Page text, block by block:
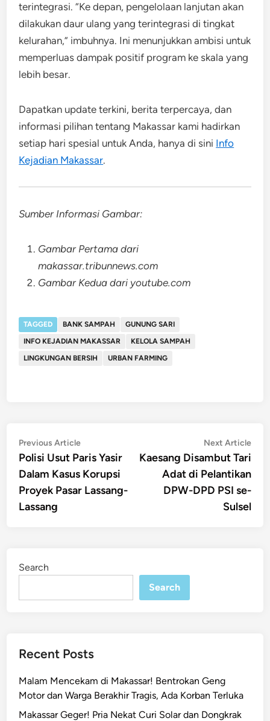
terintegrasi. “Ke depan, pengelolaan lanjutan akan
dilakukan daur ulang yang terintegrasi di tingkat
kelurahan,” imbuhnya. Ini menunjukkan ambisi untuk
memperluas dampak positif program ke skala yang
lebih besar.
Dapatkan update terkini, berita terpercaya, dan
informasi pilihan tentang Makassar kami hadirkan
setiap hari spesial untuk Anda, hanya di sini Info
Kejadian Makassar.
Sumber Informasi Gambar:
Gambar Pertama dari
makassar.tribunnews.com
Gambar Kedua dari youtube.com
TAGGED BANK SAMPAH
GUNUNG SARI
INFO KEJADIAN MAKASSAR
KELOLA SAMPAH
LINGKUNGAN BERSIH
URBAN FARMING
Post
navigation
Previous ArticlePrevious
article:
Polisi Usut Paris Yasir
Dalam Kasus Korupsi
Proyek Pasar Lassang-
Lassang
Next Article
Kaesang Disambut Tari
Adat di Pelantikan
DPW-DPD PSI se-
Sulsel
Search
Search
Recent Posts
Malam Mencekam di Makassar! Bentrokan Geng
Motor dan Warga Berakhir Tragis, Ada Korban Terluka
Makassar Geger! Pria Nekat Curi Solar dan Dongkrak